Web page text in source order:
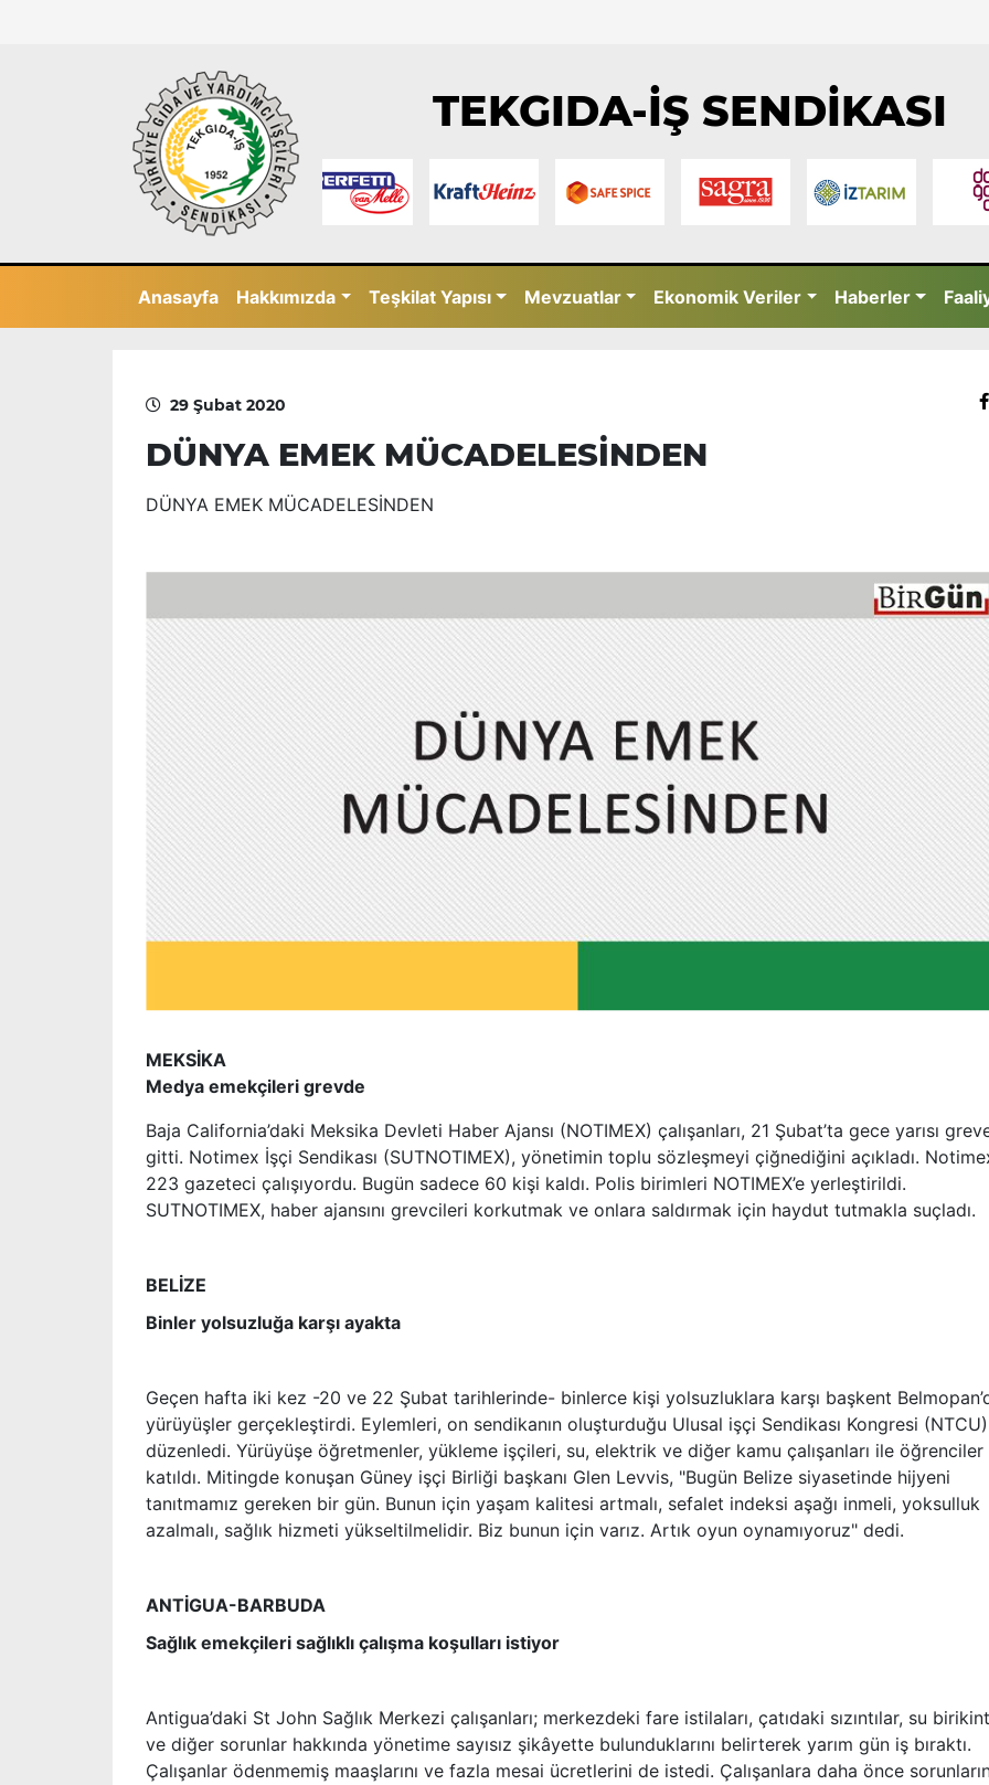
TEKGIDA-İŞ SENDİKASI
Anasayfa Hakkımızda Teşkilat Yapısı Mevzuatlar Ekonomik Veriler Haberler
29 Şubat 2020
DÜNYA EMEK MÜCADELESİNDEN
DÜNYA EMEK MÜCADELESİNDEN
MEKSİKA
Medya emekçileri grevde
Baja California’daki Meksika Devleti Haber Ajansı (NOTIMEX) çalışanları, 21 Şubat’ta gece yarısı
gitti. Notimex İşçi Sendikası (SUTNOTIMEX), yönetimin toplu sözleşmeyi çiğnediğini açıkladı.
223 gazeteci çalışıyordu. Bugün sadece 60 kişi kaldı. Polis birimleri NOTIMEX’e yerleştirildi.
SUTNOTIMEX, haber ajansını grevcileri korkutmak ve onlara saldırmak için haydut tutmakla suçladı.
BELİZE
Binler yolsuzluğa karşı ayakta
Geçen hafta iki kez -20 ve 22 Şubat tarihlerinde- binlerce kişi yolsuzluklara karşı başkent
yürüyüşler gerçekleştirdi. Eylemleri, on sendikanın oluşturduğu Ulusal işçi Sendikası Kongresi (NTCU)
düzenledi. Yürüyüşe öğretmenler, yükleme işçileri, su, elektrik ve diğer kamu çalışanları ile öğrenciler
katıldı. Mitingde konuşan Güney işçi Birliği başkanı Glen Levvis, "Bugün Belize siyasetinde hijyeni
tanıtmamız gereken bir gün. Bunun için yaşam kalitesi artmalı, sefalet indeksi aşağı inmeli, yoksulluk
azalmalı, sağlık hizmeti yükseltilmelidir. Biz bunun için varız. Artık oyun oynamıyoruz" dedi.
ANTİGUA-BARBUDA
Sağlık emekçileri sağlıklı çalışma koşulları istiyor
Antigua’daki St John Sağlık Merkezi çalışanları; merkezdeki fare istilaları, çatıdaki sızıntılar, su
ve diğer sorunlar hakkında yönetime sayısız şikâyette bulunduklarını belirterek yarım gün iş bıraktı.
Çalışanlar ödenmemiş maaşlarını ve fazla mesai ücretlerini de istedi. Çalışanlara daha önce